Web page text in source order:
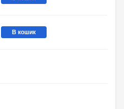
В кошик